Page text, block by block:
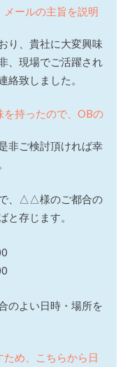
ールの主旨を説明
り、貴社に大変興味
、現場でご活躍され
致しました。
持ったので、OBの
非ご検討頂ければ幸
、△△様のご都合の
と存じます。
のよい日時・場所を
め、こちらから日